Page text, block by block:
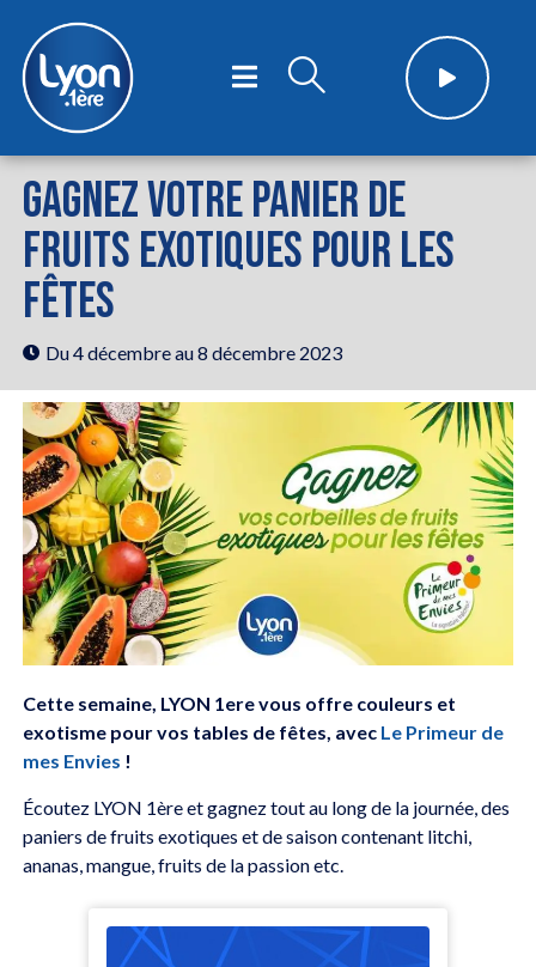
GAGNEZ VOTRE PANIER DE
FRUITS EXOTIQUES POUR LES
FÊTES
Du 4 décembreau 8 décembre 2023
Cette semaine, LYON 1ere vous offre couleurs et
exotisme pour vos tables de fêtes, avec Le Primeur de
mes Envies !
Écoutez LYON 1ère et gagnez tout au long de la journée, des
paniers de fruits exotiques et de saison contenant litchi,
ananas, mangue, fruits de la passion etc.